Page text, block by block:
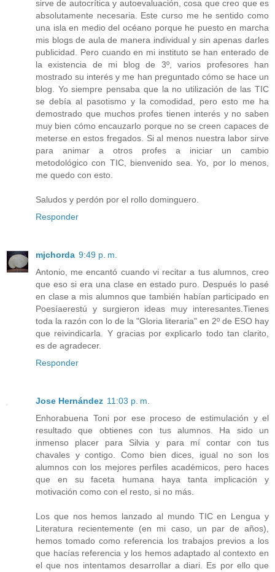
sirve de autocrítica y autoevaluación, cosa que creo que es
absolutamente necesaria. Este curso me he sentido como
una isla en medio del océano porque he puesto en marcha
mis blogs de aula de manera individual y sin apenas darles
publicidad. Pero cuando en mi instituto se han enterado de
la existencia de mi blog de 3º, varios profesores han
mostrado su interés y me han preguntado cómo se hace un
blog. Yo siempre pensaba que la no utilización de las TIC
se debía al pasotismo y la comodidad, pero esto me ha
demostrado que muchos profes tienen interés y no saben
muy bien cómo encauzarlo porque no se creen capaces de
meterse en estos fregados. Si al menos nuestra labor sirve
para animar a otros profes a iniciar un cambio
metodológico con TIC, bienvenido sea. Yo, por lo menos,
me quedo con esto.
Saludos y perdón por el rollo dominguero.
Responder
mjchorda 9:49 p. m.
Antonio, me encantó cuando vi recitar a tus alumnos, creo
que eso si era una clase en estado puro. Después lo pasé
en clase a mis alumnos que también habían participado en
Poesíaerestú y surgieron ideas muy interesantes.Tienes
toda la razón con lo de la "Gloria literaria" en 2º de ESO hay
que reivindicarla. Y gracias por explicarlo todo tan clarito,
es de agradecer.
Responder
Jose Hernández 11:03 p. m.
Enhorabuena Toni por ese proceso de estimulación y el
resultado que obtienes con tus alumnos. Ha sido un
inmenso placer para Silvia y para mí contar con tus
chavales y contigo. Como bien dices, igual no son los
alumnos con los mejores perfiles académicos, pero haces
que en su faceta humana haya tanta implicación y
motivación como con el resto, si no más.
Los que nos hemos lanzado al mundo TIC en Lengua y
Literatura recientemente (en mi caso, un par de años),
hemos tomado como referencia los trabajos previos a los
que hacías referencia y los hemos adaptado al contexto en
el que nos intentamos desarrollar a diari. Es por ello que